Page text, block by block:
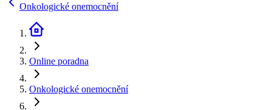
Onkologické onemocnění
Online poradna
Onkologické onemocnění